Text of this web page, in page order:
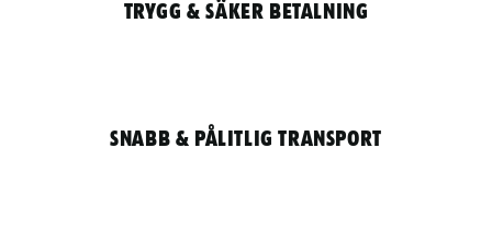
Trygg & säker betalning
Snabb & pålitlig transport